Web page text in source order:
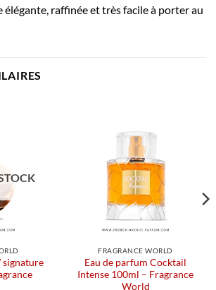
raffinée et très facile à porter au
signature
FRAGRANCE WORLD
Eau de parfum Cocktail
Intense 100ml – Fragrance
World